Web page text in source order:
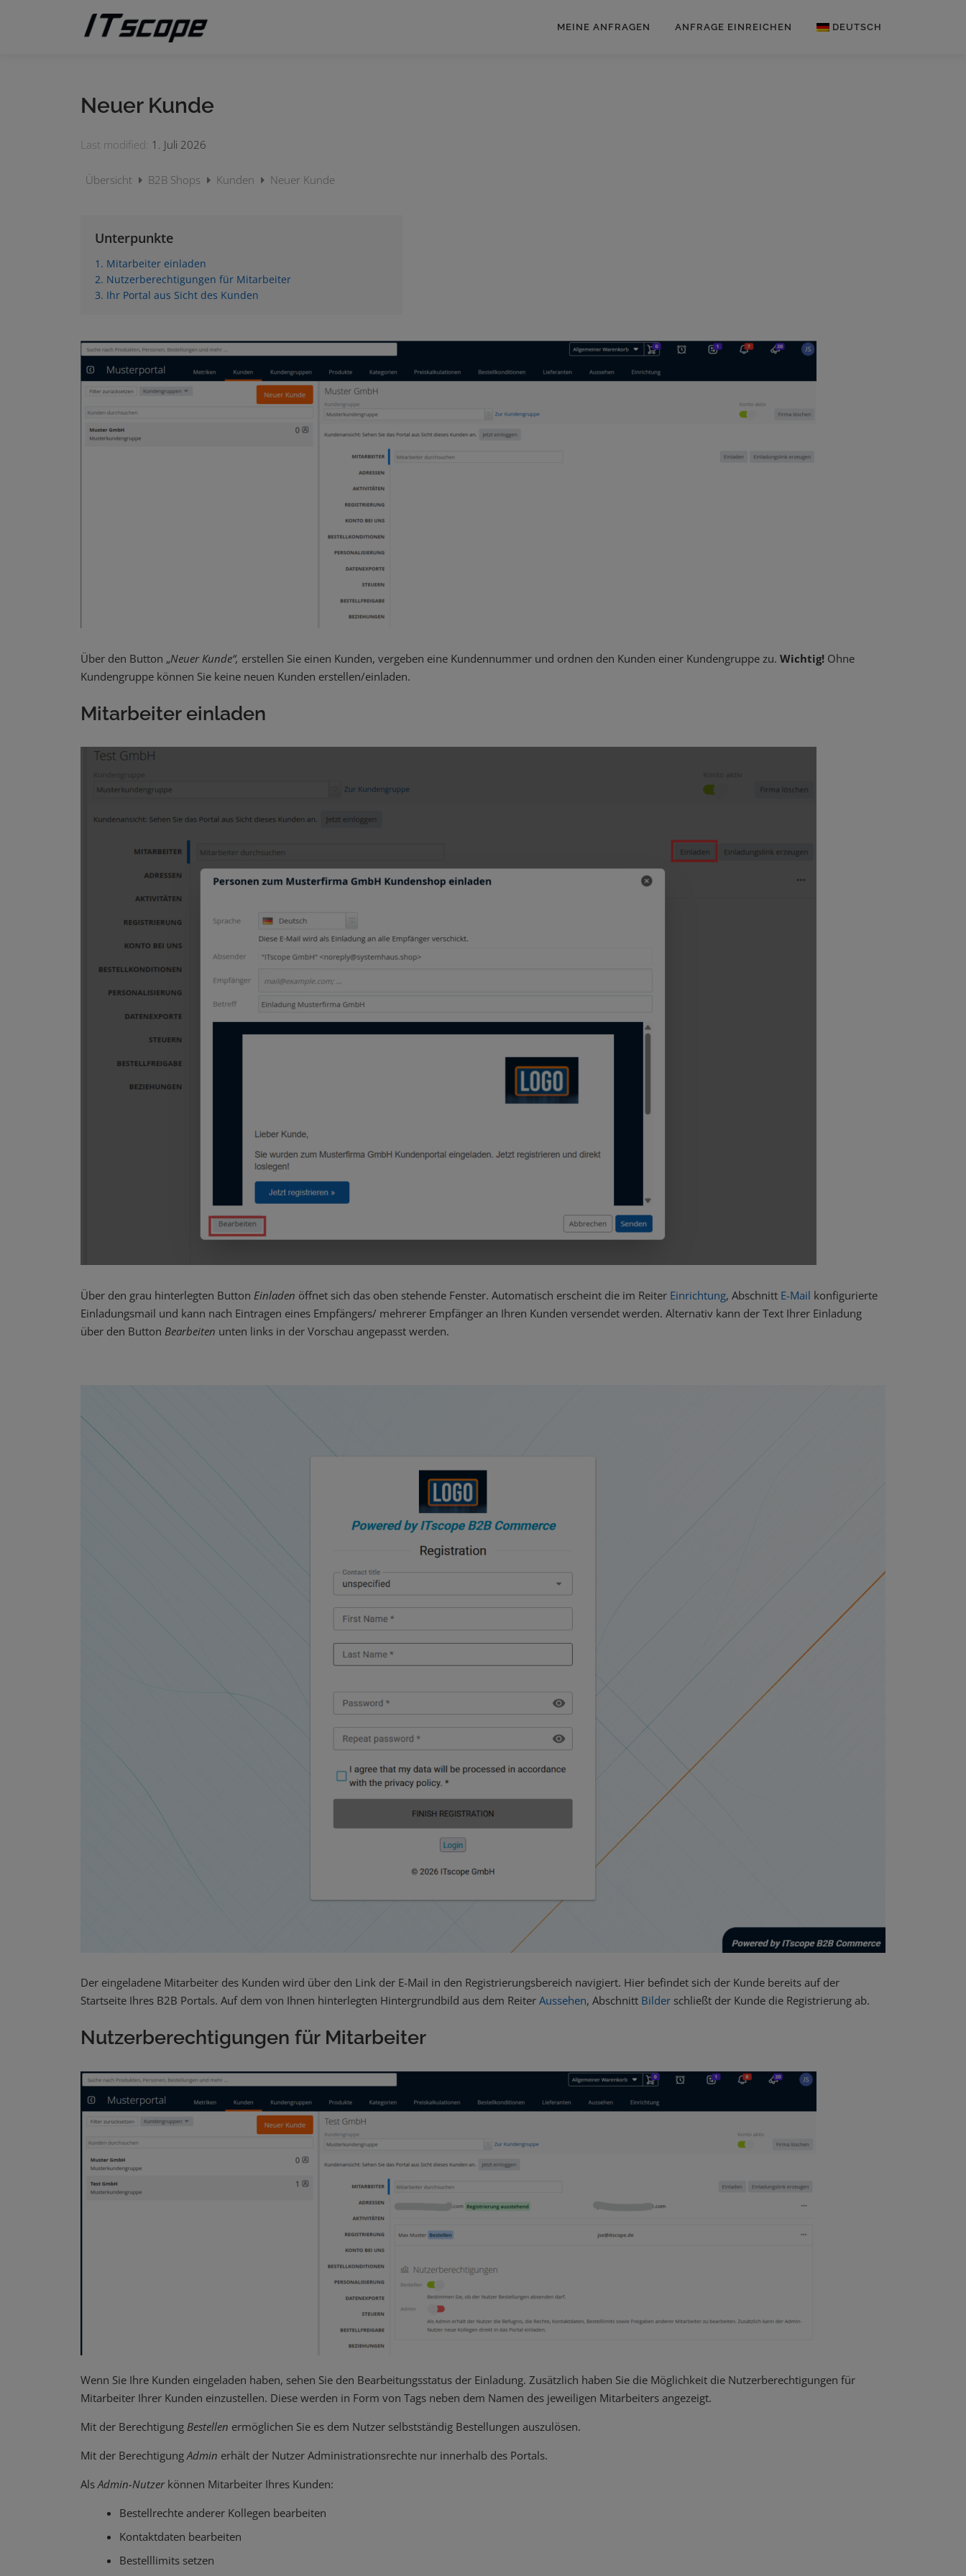
MEINE ANFRAGEN ANFRAGE EINREICHEN DEUTSCH
Neuer Kunde
Last modified: 1. Juli 2026
Übersicht B2B Shops Kunden Neuer Kunde
Unterpunkte
1. Mitarbeiter einladen
2. Nutzerberechtigungen für Mitarbeiter
3. Ihr Portal aus Sicht des Kunden
Über den Button „Neuer Kunde“, erstellen Sie einen Kunden, vergeben eine Kundennummer und ordnen den Kunden einer Kundengruppe zu. Wichtig! Ohne
Kundengruppe können Sie keine neuen Kunden erstellen/einladen.
Mitarbeiter einladen
Über den grau hinterlegten Button Einladen öffnet sich das oben stehende Fenster. Automatisch erscheint die im Reiter Einrichtung, Abschnitt E-Mail konfigurierte
Einladungsmail und kann nach Eintragen eines Empfängers/ mehrerer Empfänger an Ihren Kunden versendet werden. Alternativ kann der Text Ihrer Einladung
über den Button Bearbeiten unten links in der Vorschau angepasst werden.
Der eingeladene Mitarbeiter des Kunden wird über den Link der E-Mail in den Registrierungsbereich navigiert. Hier befindet sich der Kunde bereits auf der
Startseite Ihres B2B Portals. Auf dem von Ihnen hinterlegten Hintergrundbild aus dem Reiter Aussehen, Abschnitt Bilder schließt der Kunde die Registrierung ab.
Nutzerberechtigungen für Mitarbeiter
Wenn Sie Ihre Kunden eingeladen haben, sehen Sie den Bearbeitungsstatus der Einladung. Zusätzlich haben Sie die Möglichkeit die Nutzerberechtigungen für
Mitarbeiter Ihrer Kunden einzustellen. Diese werden in Form von Tags neben dem Namen des jeweiligen Mitarbeiters angezeigt.
Mit der Berechtigung Bestellen ermöglichen Sie es dem Nutzer selbstständig Bestellungen auszulösen.
Mit der BerechtigungAdmin erhält der Nutzer Administrationsrechte nur innerhalb des Portals.
AlsAdmin-Nutzerkönnen Mitarbeiter Ihres Kunden:
Bestellrechte anderer Kollegen bearbeiten
Kontaktdaten bearbeiten
Bestelllimits setzen